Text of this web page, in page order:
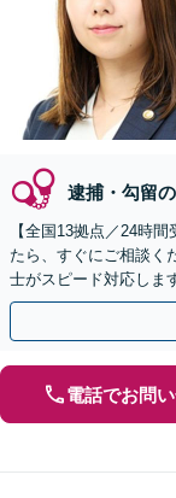
逮捕・勾留
【全国13拠点／24時
たら、すぐにご相談く
士がスピード対応しま
動を行います。
電話でお問